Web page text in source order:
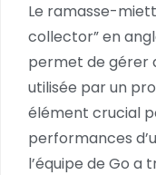
Le ramasse-
collector” en
permet de gérer
utilisée par un
élément crucial
performances
l’équipe de Go a